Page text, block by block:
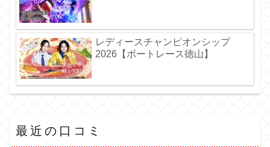
レディースチャンピオンシップ
2026【ボートレース徳山】
最近の口コミ